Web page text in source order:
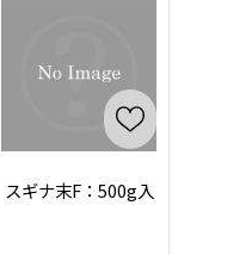
スギナ末F：500g入